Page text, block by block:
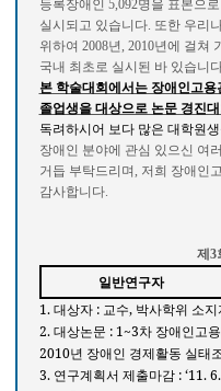
등록장애인 5,092명을 표본으로
실시되고 있습니다. 또한 우리
위하여 2008년, 2010년에 걸쳐
국내 최초로 실시된 바 있습니
본 학술대회에서는 장애인고
졸업생을 대상으로 논문 경진
독려하시어 보다 많은 대학원
장애인 분야에 관심 있으신 여
거듭 부탁드리며, 저희 장애인
감사합니다.
제 3
일반연구자
1. 대상자: 교수, 박사학위 소지
2. 대상논문 : 1~3차 장애인고
2010년 장애인 경제활동 실태
3. 연구계획서 제출마감: ‘11.